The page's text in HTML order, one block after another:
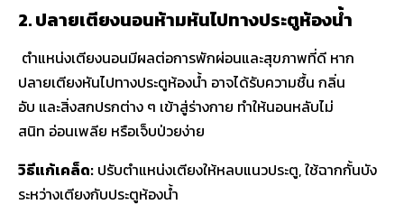
2. ปลายเตียงนอนห้ามหันไปทางประตูห้องน้ำ
ตำแหน่งเตียงนอนมีผลต่อการพักผ่อนและสุขภาพที่ดี หาก
ปลายเตียงหันไปทางประตูห้องน้ำ อาจได้รับความชื้น กลิ่น
อับ และสิ่งสกปรกต่าง ๆ เข้าสู่ร่างกาย ทำให้นอนหลับไม่
สนิท อ่อนเพลีย หรือเจ็บป่วยง่าย
วิธีแก้เคล็ด: ปรับตำแหน่งเตียงให้หลบแนวประตู, ใช้ฉากกั้นบัง
ระหว่างเตียงกับประตูห้องน้ำ